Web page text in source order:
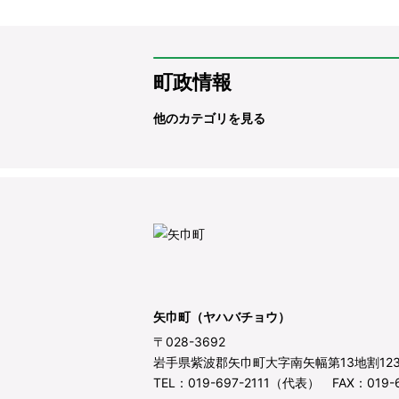
町政情報
他のカテゴリを見る
矢巾町（ヤハバチョウ）
〒028-3692
岩手県紫波郡矢巾町大字南矢幅第13地割
TEL：019-697-2111（代表） FAX：